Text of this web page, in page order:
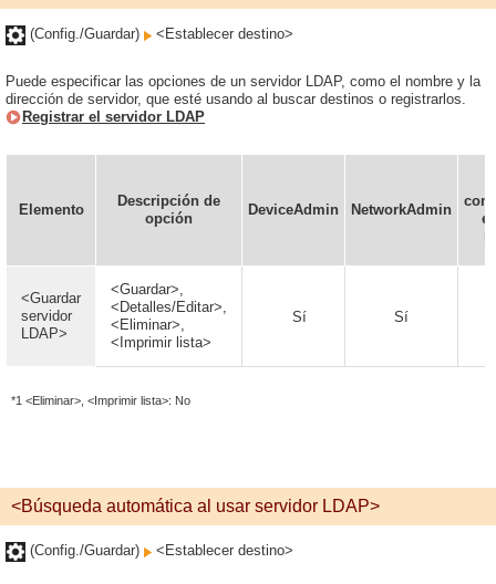
(Config./Guardar) <Establecer destino>
Puede especificar las opciones de un servidor LDAP, como el nombre y la
dirección de servidor, que esté usando al buscar destinos o registrarlos.
Registrar el servidor LDAP
Elemento
Descripción de
opción
DeviceAdmin NetworkAdmin
<Guardar
servidor
LDAP>
<Guardar>,
<Detalles/Editar>,
<Eliminar>,
<Imprimir lista>
Sí Sí
*1 <Eliminar>, <Imprimir lista>: No
<Búsqueda automática al usar servidor LDAP>
(Config./Guardar) <Establecer destino>